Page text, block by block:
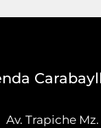
Av. Trapiche